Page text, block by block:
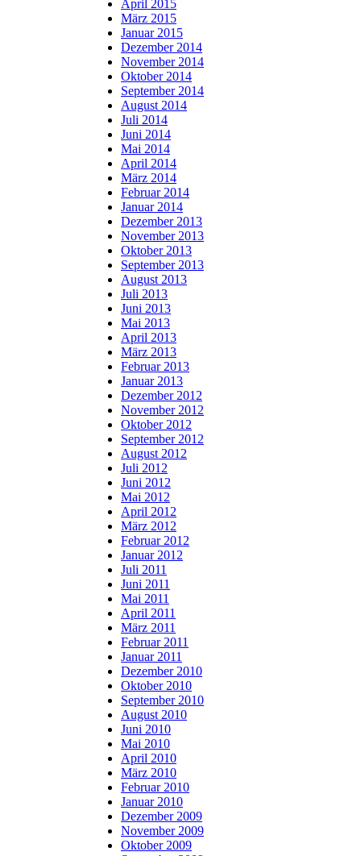
April 2015
März 2015
Januar 2015
Dezember 2014
November 2014
Oktober 2014
September 2014
August 2014
Juli 2014
Juni 2014
Mai 2014
April 2014
März 2014
Februar 2014
Januar 2014
Dezember 2013
November 2013
Oktober 2013
September 2013
August 2013
Juli 2013
Juni 2013
Mai 2013
April 2013
März 2013
Februar 2013
Januar 2013
Dezember 2012
November 2012
Oktober 2012
September 2012
August 2012
Juli 2012
Juni 2012
Mai 2012
April 2012
März 2012
Februar 2012
Januar 2012
Juli 2011
Juni 2011
Mai 2011
April 2011
März 2011
Februar 2011
Januar 2011
Dezember 2010
Oktober 2010
September 2010
August 2010
Juni 2010
Mai 2010
April 2010
März 2010
Februar 2010
Januar 2010
Dezember 2009
November 2009
Oktober 2009